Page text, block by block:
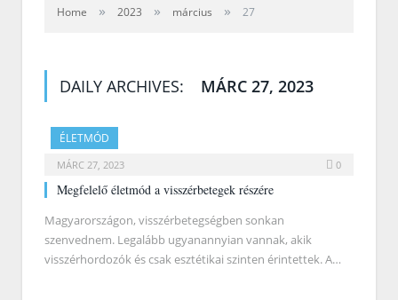
Home » 2023 » március » 27
DAILY ARCHIVES: MÁRC 27, 2023
ÉLETMÓD
MÁRC 27, 2023 0
Megfelelő életmód a visszérbetegek részére
Magyarországon, visszérbetegségben sonkan
szenvednem. Legalább ugyanannyian vannak, akik
visszérhordozók és csak esztétikai szinten érintettek. A…